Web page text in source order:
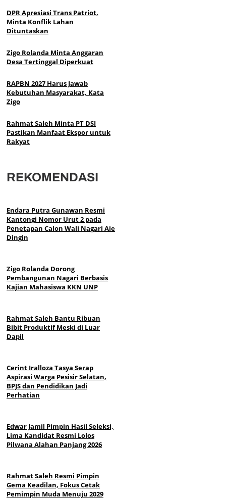
DPR Apresiasi Trans Patriot,
Minta Konflik Lahan
Dituntaskan
Zigo Rolanda Minta Anggaran
Desa Tertinggal Diperkuat
RAPBN 2027 Harus Jawab
Kebutuhan Masyarakat, Kata
Zigo
Rahmat Saleh Minta PT DSI
Pastikan Manfaat Ekspor untuk
Rakyat
REKOMENDASI
Endara Putra Gunawan Resmi
Kantongi Nomor Urut 2 pada
Penetapan Calon Wali Nagari Aie
Dingin
Zigo Rolanda Dorong
Pembangunan Nagari Berbasis
Kajian Mahasiswa KKN UNP
Rahmat Saleh Bantu Ribuan
Bibit Produktif Meski di Luar
Dapil
Cerint Iralloza Tasya Serap
Aspirasi Warga Pesisir Selatan,
BPJS dan Pendidikan Jadi
Perhatian
Edwar Jamil Pimpin Hasil Seleksi,
Lima Kandidat Resmi Lolos
Pilwana Alahan Panjang 2026
Rahmat Saleh Resmi Pimpin
Gema Keadilan, Fokus Cetak
Pemimpin Muda Menuju 2029